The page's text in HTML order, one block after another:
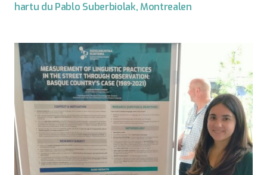
hartu du Pablo Suberbiolak, Montrealen